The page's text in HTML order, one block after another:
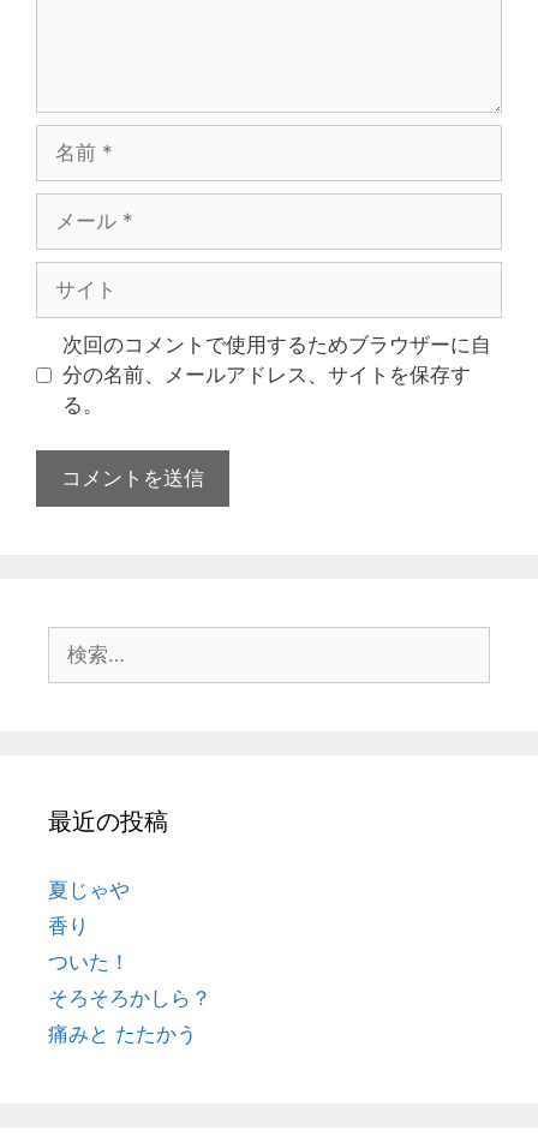
次回のコメントで使用するためブラウザーに自
分の名前、メールアドレス、サイトを保存す
る。
最近の投稿
夏じゃや
香り
ついた！
そろそろかしら？
痛みと たたかう